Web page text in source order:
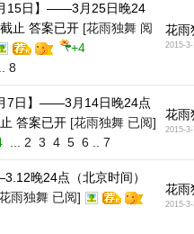
15日】——3月25日晚24
止 答案已开 [花雨独舞 阅
+4
8
花雨
2015-
7日】——3月14日晚24点
答案已开 [花雨独舞 已阅]
2 3 4 5 6 7
花雨
2015-3-
晚24点（北京时间）
雨独舞 已阅]
花雨
2015-3-